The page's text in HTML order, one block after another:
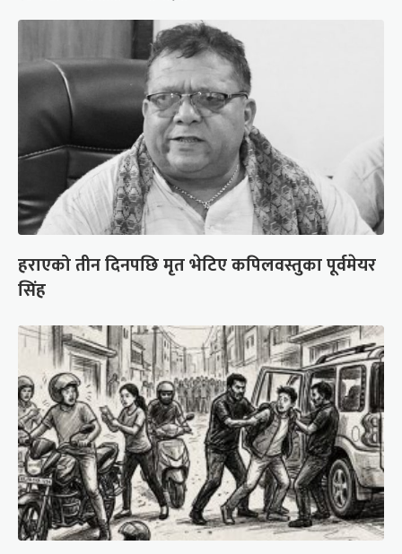
हराएको तीन दिनपछि मृत भेटिए कपिलवस्तुका पूर्वमेयर
सिंह